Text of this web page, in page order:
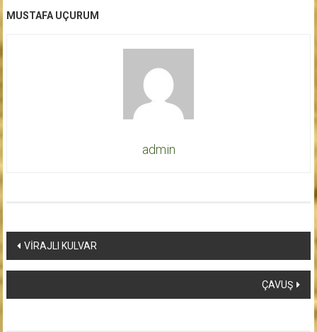
MUSTAFA UÇURUM
admin
Yazı
dolaşımı
VİRAJLI KULVAR
ÇAVUŞ